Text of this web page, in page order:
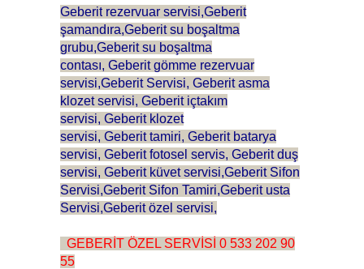
Geberit rezervuar servisi,Geberit
şamandıra,Geberit su boşaltma
grubu,Geberit su boşaltma
contası, Geberitgömme rezervuar
servisi,Geberit Servisi, Geberitasma
klozet servisi, Geberitiçtakım
servisi, Geberitklozet
servisi, Geberittamiri, Geberit batarya
servisi, Geberit fotosel servis, Geberit duş
servisi, Geberit küvet servisi,Geberit Sifon
Servisi,Geberit Sifon Tamiri,Geberit usta
Servisi,Geberit özel servisi,
GEBERİT ÖZEL SERVİSİ 0 533 202 90
55